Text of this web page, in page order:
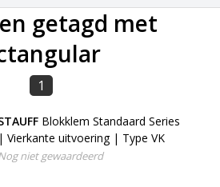
getagd met
1
Blokklem Standaard Series
| Vierkante uitvoering | Type VK
niet gewaardeerd